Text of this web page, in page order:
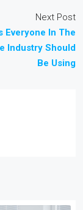
Next Post
Everyone In The
Industry Should
Be Using